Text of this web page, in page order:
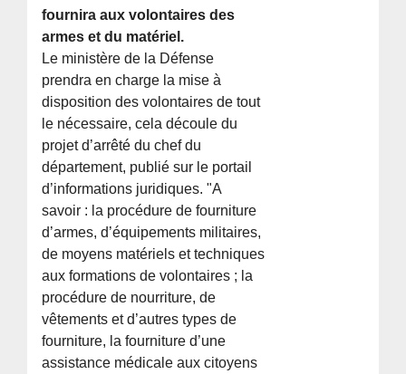
fournira aux volontaires des
armes et du matériel.
Le ministère de la Défense
prendra en charge la mise à
disposition des volontaires de tout
le nécessaire, cela découle du
projet d’arrêté du chef du
département, publié sur le portail
d’informations juridiques. "A
savoir : la procédure de fourniture
d’armes, d’équipements militaires,
de moyens matériels et techniques
aux formations de volontaires ; la
procédure de nourriture, de
vêtements et d’autres types de
fourniture, la fourniture d’une
assistance médicale aux citoyens